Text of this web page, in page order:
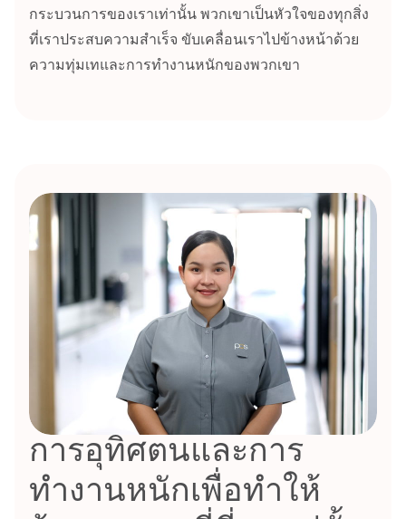
กระบวนการของเราเท่านั้น พวกเขาเป็นหัวใจของทุกสิ่ง
ที่เราประสบความสำเร็จ ขับเคลื่อนเราไปข้างหน้าด้วย
ความทุ่มเทและการทำงานหนักของพวกเขา
การอุทิศตนและการ
ทำงานหนักเพื่อทำให้